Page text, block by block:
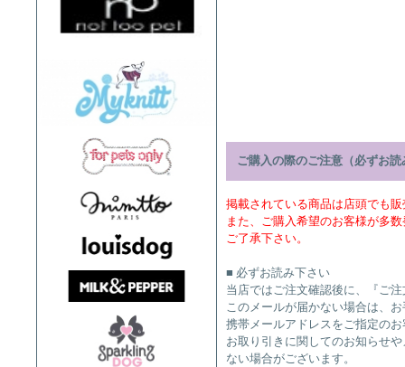
ご購入の際のご注意（必ずお読
掲載されている商品は店頭でも
また、ご購入希望のお客様が多
ご了承下さい。
■ 必ずお読み下さい
当店ではご注文確認後に、『ご
このメールが届かない場合は、
携帯メールアドレスをご指定の
お取り引きに関してのお知らせ
ない場合がございます。